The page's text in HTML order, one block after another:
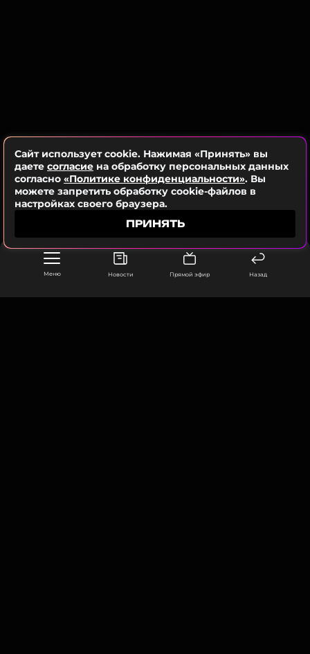
Меню Новости Прямой эфир Назад
Сайт использует cookie. Нажимая «Принять» вы
даете согласие на обработку персональных данных
согласно «Политике конфиденциальности». Вы
можете запретить обработку cookie-файлов в
настройках своего браузера.
ПРИНЯТЬ